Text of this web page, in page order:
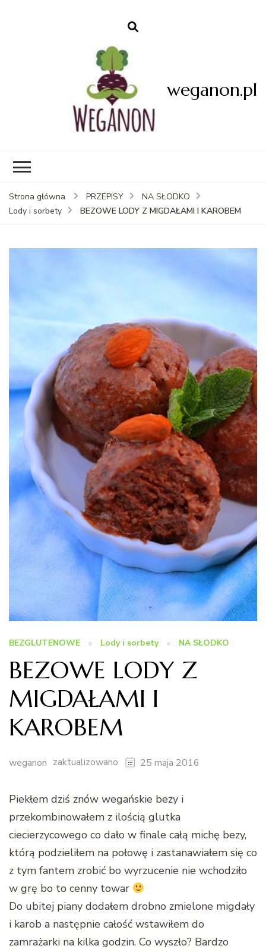
weganon.pl
Strona główna PRZEPISY
NA SŁODKO
Lody i sorbety
BEZOWE LODY Z MIGDAŁAMI I KAROBEM
BEZGLUTENOWE Lody i sorbety NA SŁODKO
BEZOWE LODY Z
MIGDAŁAMI I
KAROBEM
weganon zaktualizowano 25 maja 2016
Piekłem dziś znów wegańskie bezy i
przekombinowałem z ilością glutka
ciecierzycowego co dało w finale całą michę bezy,
którą podzieliłem na połowę i zastanawiałem się co
z tym fantem zrobić bo wyrzucenie nie wchodziło
w grę bo to cenny towar
Do ubitej piany dodałem drobno zmielone migdały
i karob a następnie całość wstawiłem do
zamrażarki na kilka godzin. Co wyszło? Bardzo